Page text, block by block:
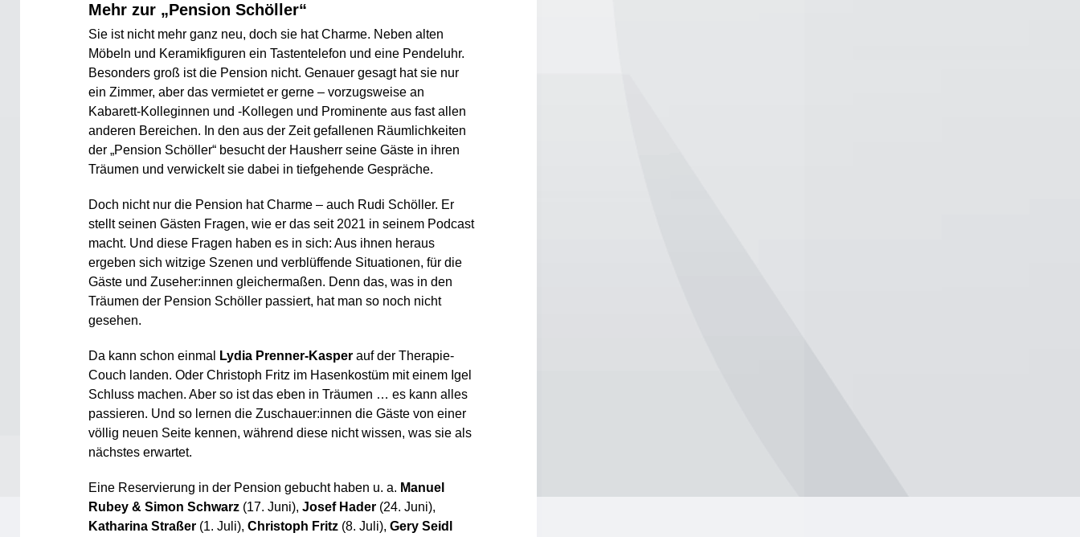
Mehr zur „Pension Schöller“
Sie ist nicht mehr ganz neu, doch sie hat Charme. Neben alten
Möbeln und Keramikfiguren ein Tastentelefon und eine Pendeluhr.
Besonders groß ist die Pension nicht. Genauer gesagt hat sie nur
ein Zimmer, aber das vermietet er gerne – vorzugsweise an
Kabarett-Kolleginnen und -Kollegen und Prominente aus fast allen
anderen Bereichen. In den aus der Zeit gefallenen Räumlichkeiten
der „Pension Schöller“ besucht der Hausherr seine Gäste in ihren
Träumen und verwickelt sie dabei in tiefgehende Gespräche.
Doch nicht nur die Pension hat Charme – auch Rudi Schöller. Er
stellt seinen Gästen Fragen, wie er das seit 2021 in seinem Podcast
macht. Und diese Fragen haben es in sich: Aus ihnen heraus
ergeben sich witzige Szenen und verblüffende Situationen, für die
Gäste und Zuseher:innen gleichermaßen. Denn das, was in den
Träumen der Pension Schöller passiert, hat man so noch nicht
gesehen.
Da kann schon einmal Lydia Prenner-Kasperauf der Therapie-
Couch landen. Oder Christoph Fritz im Hasenkostüm mit einem Igel
Schluss machen. Aber so ist das eben in Träumen … es kann alles
passieren. Und so lernen die Zuschauer:innen die Gäste von einer
völlig neuen Seite kennen, während diese nicht wissen, was sie als
nächstes erwartet.
Eine Reservierung in der Pension gebucht haben u. a. Manuel
Rubey & Simon Schwarz (17. Juni),Josef Hader (24. Juni),
Katharina Straßer (1. Juli),Christoph Fritz (8. Juli),Gery Seidl